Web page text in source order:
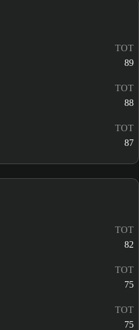
TOT
89
TOT
88
TOT
87
TOT
82
TOT
75
TOT
75